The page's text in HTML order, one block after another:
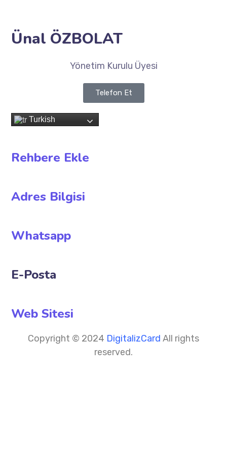
Ünal ÖZBOLAT
Yönetim Kurulu Üyesi
Telefon Et
Turkish
Rehbere Ekle
Adres Bilgisi
Whatsapp
E-Posta
Web Sitesi
Copyright © 2024 DigitalizCard All rights
reserved.